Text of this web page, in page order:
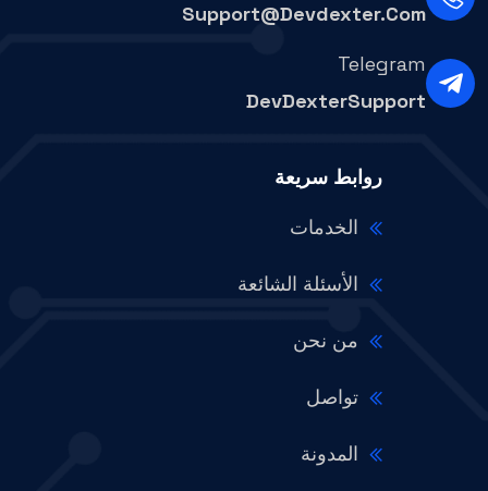
Support@devdexter.com
Telegram
DevDexterSupport
روابط سريعة
الخدمات
الأسئلة الشائعة
من نحن
تواصل
المدونة